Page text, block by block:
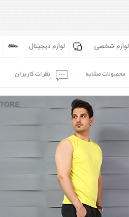
لوازم شخصی لوازم دیجیتال
محصولات مشابه نظرات کاربران